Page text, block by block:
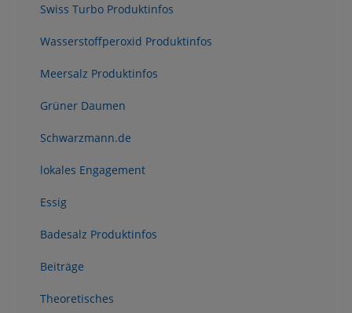
Swiss Turbo Produktinfos
Wasserstoffperoxid Produktinfos
Meersalz Produktinfos
Grüner Daumen
Schwarzmann.de
lokales Engagement
Essig
Badesalz Produktinfos
Beiträge
Theoretisches